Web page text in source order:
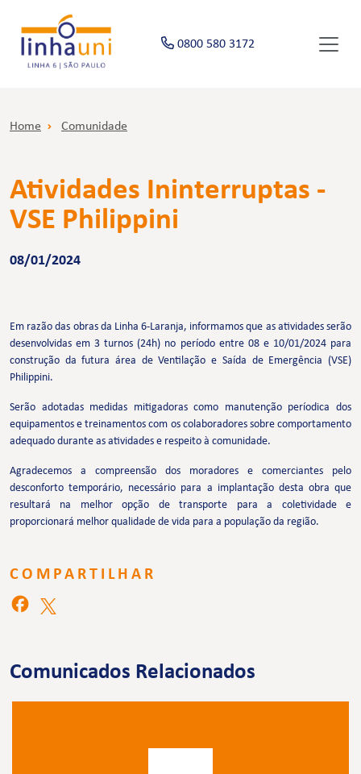
0800 580 3172
Home Comunidade
Atividades Ininterruptas -
VSE Philippini
08/01/2024
Em razão das obras da Linha 6-Laranja, informamos que as atividades serão
desenvolvidas em 3 turnos (24h) no período entre 08 e 10/01/2024 para
construção da futura área de Ventilação e Saída de Emergência (VSE)
Philippini.
Serão adotadas medidas mitigadoras como manutenção períodica dos
equipamentos e treinamentos com os colaboradores sobre comportamento
adequado durante as atividades e respeito à comunidade.
Agradecemos a compreensão dos moradores e comerciantes pelo
desconforto temporário, necessário para a implantação desta obra que
resultará na melhor opção de transporte para a coletividade e
proporcionará melhor qualidade de vida para a população da região.
COMPARTILHAR
Comunicados Relacionados